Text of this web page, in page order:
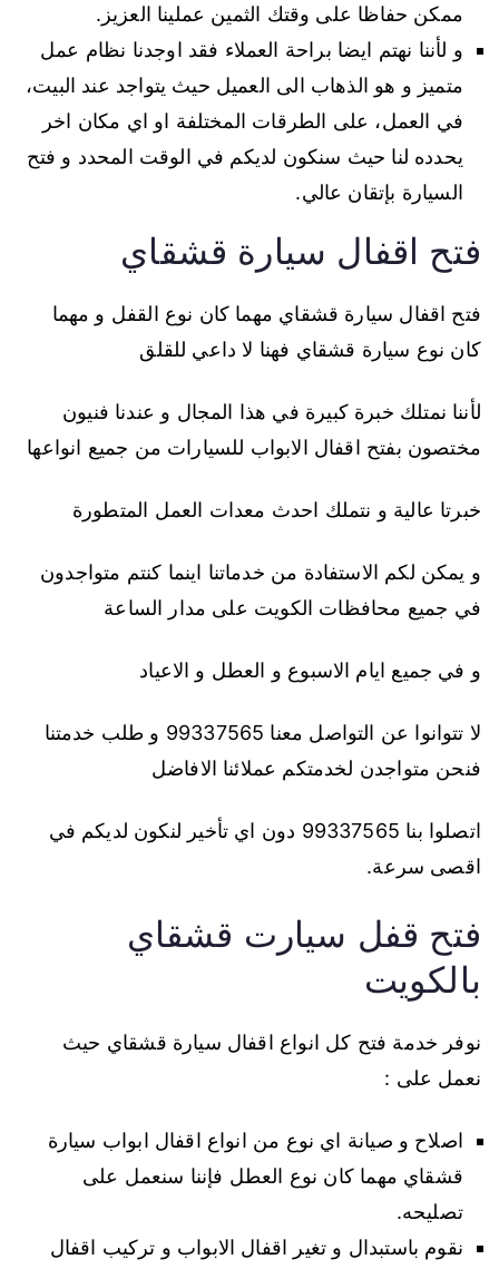
ممكن حفاظا على وقتك الثمين عملينا العزيز.
و لأننا نهتم ايضا براحة العملاء فقد اوجدنا نظام عمل
متميز و هو الذهاب الى العميل حيث يتواجد عند البيت،
في العمل، على الطرقات المختلفة او اي مكان اخر
يحدده لنا حيث سنكون لديكم في الوقت المحدد و فتح
السيارة بإتقان عالي.
فتح اقفال سيارة قشقاي
فتح اقفال سيارة قشقاي مهما كان نوع القفل و مهما
كان نوع سيارة قشقاي فهنا لا داعي للقلق
لأننا نمتلك خبرة كبيرة في هذا المجال و عندنا فنيون
مختصون بفتح اقفال الابواب للسيارات من جميع انواعها
خبرتا عالية و نتملك احدث معدات العمل المتطورة
و يمكن لكم الاستفادة من خدماتنا اينما كنتم متواجدون
في جميع محافظات الكويت على مدار الساعة
و في جميع ايام الاسبوع و العطل و الاعياد
لا تتوانوا عن التواصل معنا 99337565 و طلب خدمتنا
فنحن متواجدن لخدمتكم عملائنا الافاضل
اتصلوا بنا 99337565 دون اي تأخير لنكون لديكم في
اقصى سرعة.
فتح قفل سيارت قشقاي
بالكويت
نوفر خدمة فتح كل انواع اقفال سيارة قشقاي حيث
نعمل على :
اصلاح و صيانة اي نوع من انواع اقفال ابواب سيارة
قشقاي مهما كان نوع العطل فإننا سنعمل على
تصليحه.
نقوم باستبدال و تغير اقفال الابواب و تركيب اقفال